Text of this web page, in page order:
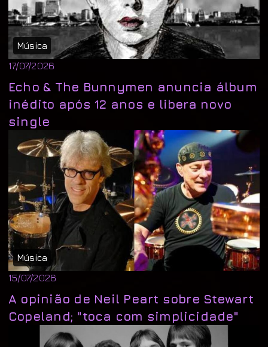
Música
17/07/2026
Echo & The Bunnymen anuncia álbum
inédito após 12 anos e libera novo
single
Música
15/07/2026
A opinião de Neil Peart sobre Stewart
Copeland; "toca com simplicidade"